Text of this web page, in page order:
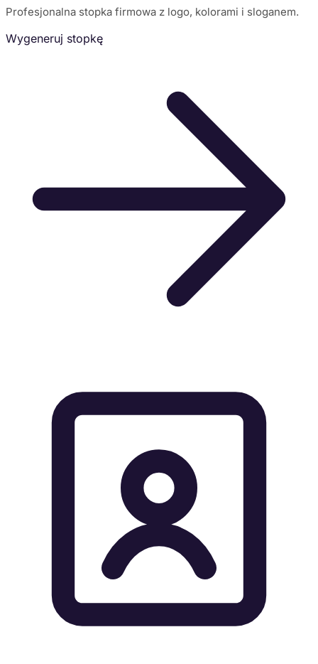
Profesjonalna stopka firmowa z logo, kolorami i sloganem.
Wygeneruj stopkę